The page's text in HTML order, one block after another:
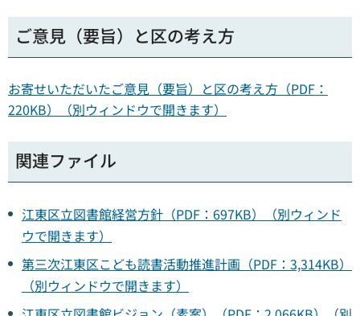
ご意見（要旨）と区の考え方
お寄せいただいたご意見（要旨）と区の考え方（PDF：
220KB）（別ウィンドウで開きます）
関連ファイル
江東区立図書館経営方針（PDF：697KB）（別ウィンド
ウで開きます）
第三次江東区こども読書活動推進計画（PDF：3,314KB）
（別ウィンドウで開きます）